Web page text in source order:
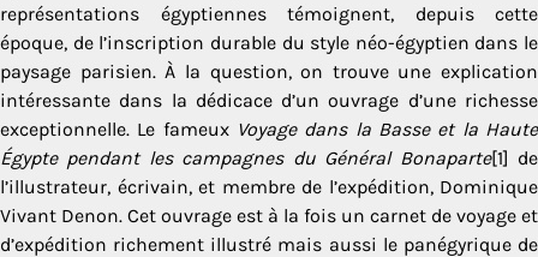
représentations égyptiennes témoignent, depuis cette
époque, de l’inscription durable du style néo-égyptien dans le
paysage parisien. À la question, on trouve une explication
intéressante dans la dédicace d’un ouvrage d’une richesse
exceptionnelle. Le fameux Voyage dans la Basse et la Haute
Égypte pendant les campagnes du Général Bonaparte[1] de
l’illustrateur, écrivain, et membre de l’expédition, Dominique
Vivant Denon. Cet ouvrage est à la fois un carnet de voyage et
d’expédition richement illustré mais aussi le panégyrique de